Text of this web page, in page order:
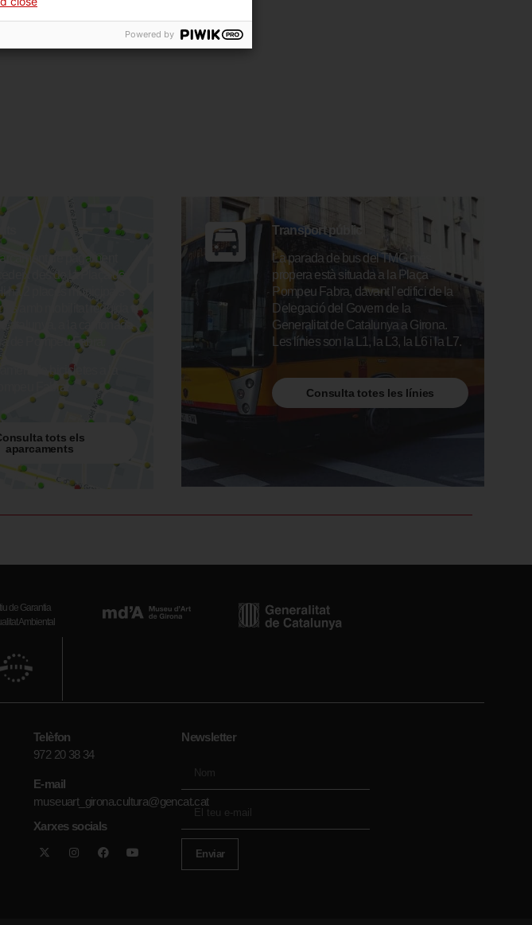
de pagament
des de la Plaça de
ha 2 places municipals
amb mobilitat reduïda a
Catalunya, a la cantonada
de Pompeu Fabra.
de bicicletes a la
Fabra.
tots els
aparcaments
Transport públic
La parada de bus del TMG més
propera està situada a la Plaça
Pompeu Fabra, davant l’edifici de la
Delegació del Govern de la
Generalitat de Catalunya a Girona.
Les línies son la L1, la L3, la L6 i la L7.
Consulta totes les línies
de Garantia
Ambiental
Telèfon
972 20 38 34
E-mail
museuart_girona.cultura@gencat.cat
Xarxes socials
Newsletter
Enviar
Powered by